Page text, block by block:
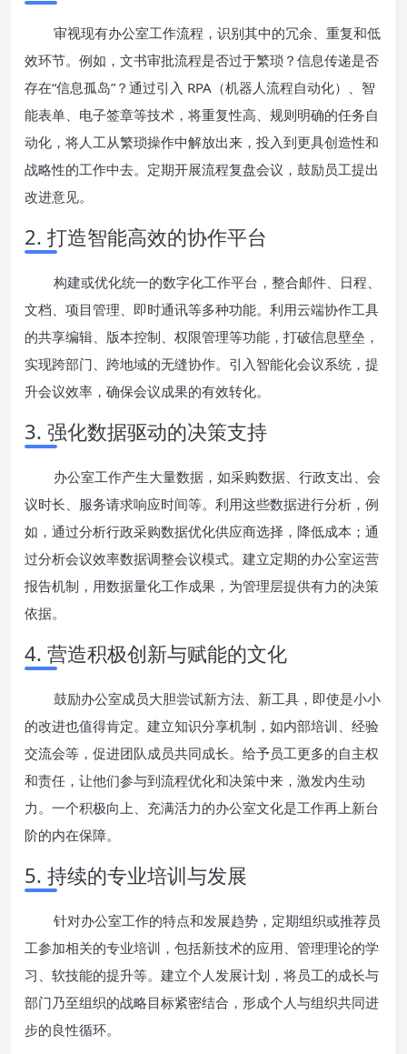
审视现有办公室工作流程，识别其中的冗余、重复和低
效环节。例如，文书审批流程是否过于繁琐？信息传递是否
存在“信息孤岛”？通过引入 RPA（机器人流程自动化）、智
能表单、电子签章等技术，将重复性高、规则明确的任务自
动化，将人工从繁琐操作中解放出来，投入到更具创造性和
战略性的工作中去。定期开展流程复盘会议，鼓励员工提出
改进意见。
2. 打造智能高效的协作平台
构建或优化统一的数字化工作平台，整合邮件、日程、
文档、项目管理、即时通讯等多种功能。利用云端协作工具
的共享编辑、版本控制、权限管理等功能，打破信息壁垒，
实现跨部门、跨地域的无缝协作。引入智能化会议系统，提
升会议效率，确保会议成果的有效转化。
3. 强化数据驱动的决策支持
办公室工作产生大量数据，如采购数据、行政支出、会
议时长、服务请求响应时间等。利用这些数据进行分析，例
如，通过分析行政采购数据优化供应商选择，降低成本；通
过分析会议效率数据调整会议模式。建立定期的办公室运营
报告机制，用数据量化工作成果，为管理层提供有力的决策
依据。
4. 营造积极创新与赋能的文化
鼓励办公室成员大胆尝试新方法、新工具，即使是小小
的改进也值得肯定。建立知识分享机制，如内部培训、经验
交流会等，促进团队成员共同成长。给予员工更多的自主权
和责任，让他们参与到流程优化和决策中来，激发内生动
力。一个积极向上、充满活力的办公室文化是工作再上新台
阶的内在保障。
5. 持续的专业培训与发展
针对办公室工作的特点和发展趋势，定期组织或推荐员
工参加相关的专业培训，包括新技术的应用、管理理论的学
习、软技能的提升等。建立个人发展计划，将员工的成长与
部门乃至组织的战略目标紧密结合，形成个人与组织共同进
步的良性循环。